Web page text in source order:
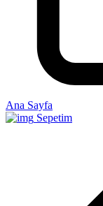
Ana Sayfa
Sepetim